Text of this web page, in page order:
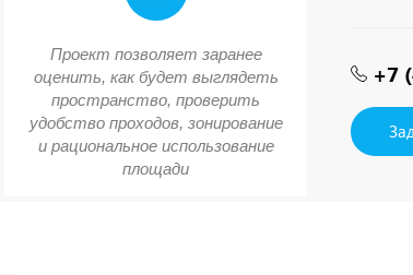
+7
Проект позволяет заранее
оценить, как будет выглядеть
пространство, проверить
удобство проходов, зонирование
и рациональное использование
площади